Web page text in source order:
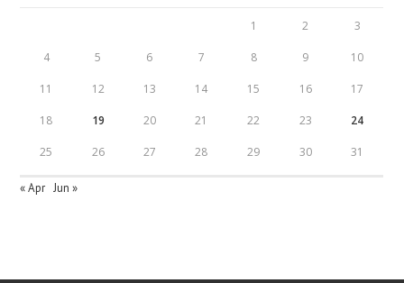
1 2 3
4 5 6 7 8 9 10
11 12 13 14 15 16 17
18 19 20 21 22 23 24
25 26 27 28 29 30 31
« Apr Jun »